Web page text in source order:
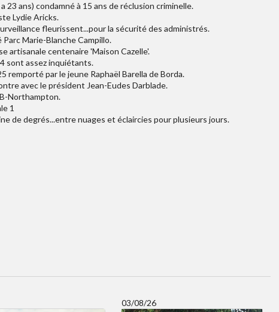
23 ans) condamné à 15 ans de réclusion criminelle.
Lydie Aricks.
fleurissent...pour la sécurité des administrés.
Marie-Blanche Campillo.
artisanale centenaire 'Maison Cazelle'.
sont assez inquiétants.
remporté par le jeune Raphaël Barella de Borda.
avec le président Jean-Eudes Darblade.
Northampton.
1
de degrés...entre nuages et éclaircies pour plusieurs jours.
03/08/26